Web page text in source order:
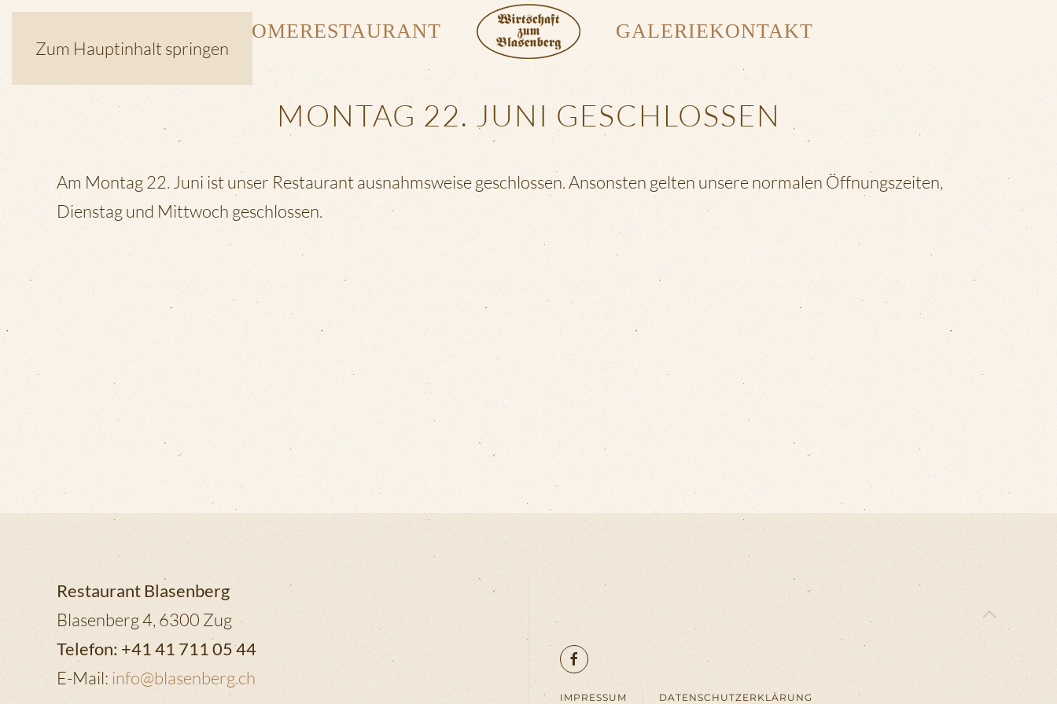
Zum Hauptinhalt springen
HOMERESTAURANT GALERIEKONTAKT
MONTAG 22. JUNI GESCHLOSSEN
Am Montag 22. Juni ist unser Restaurant ausnahmsweise geschlossen. Ansonsten gelten unsere normalen Öffnungszeiten,
Dienstag und Mittwoch geschlossen.
Restaurant Blasenberg
Blasenberg 4, 6300 Zug
Telefon: +41 41 711 05 44
E-Mail: info@blasenberg.ch
IMPRESSUM DATENSCHUTZERKLÄRUNG